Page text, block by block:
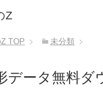
Z
TOP 未分類
データ無料ダ